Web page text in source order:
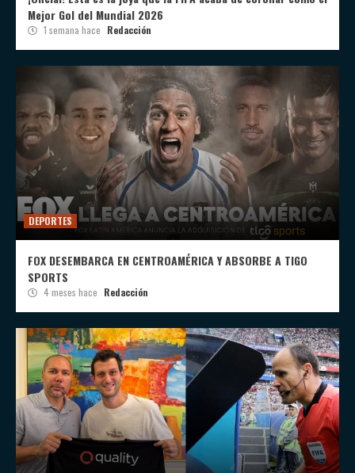
Mejor Gol del Mundial 2026
1 semana hace Redacción
DEPORTES
FOX DESEMBARCA EN CENTROAMÉRICA Y ABSORBE A TIGO
SPORTS
4 meses hace Redacción